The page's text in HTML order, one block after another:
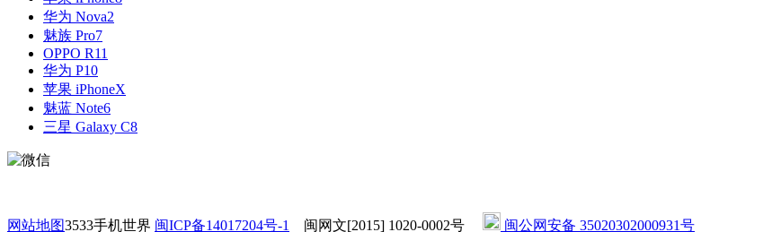
华为 Nova2
魅族 Pro7
OPPO R11
华为 P10
苹果 iPhoneX
魅蓝 Note6
三星 Galaxy C8
网站地图3533手机世界 闽ICP备14017204号-1 闽网文[2015] 1020-0002号 闽公网安备 35020302000931号